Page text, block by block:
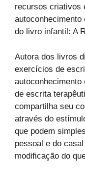
recursos criativos
autoconhecimento
do livro infantil: A
Autora dos livros
exercícios de
de escrita
compartilha seu
através do
que podem
pessoal e do
modificação do